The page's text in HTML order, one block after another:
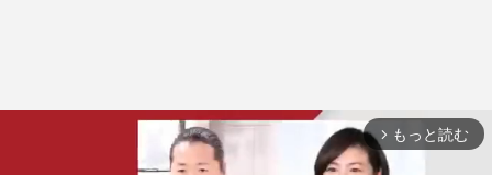
arrow_forward_ios もっと読む